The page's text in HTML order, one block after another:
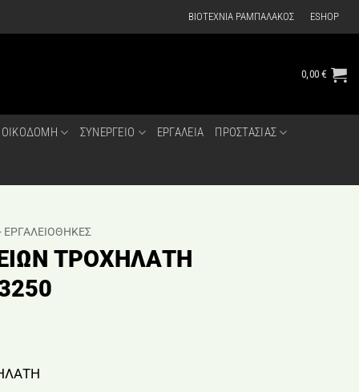
ΒΙΟΤΕΧΝΙΑ ΡΑΜΠΑΛΑΚΟΣ ESHOP
0,00€
ΟΙΚΟΔΟΜΗ ΣΥΝΕΡΓΕΙΟ ΕΡΓΑΛΕΙΑ ΠΡΟΣΤΑΣΙΑΣ
ΕΡΓΑΛΕΙΟΘΗΚΕΣ
ΤΡΟΧΗΛΑΤΗ